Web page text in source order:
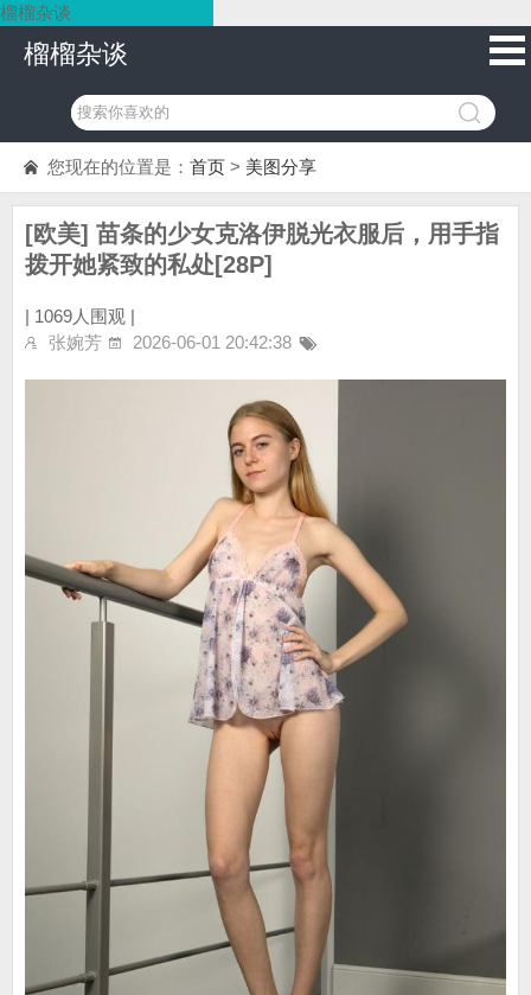
榴榴杂谈
榴榴杂谈
您现在的位置是： 首页 > 美图分享
[欧美] 苗条的少女克洛伊脱光衣服后，用手指
拨开她紧致的私处[28P]
| 1069人围观 |
张婉芳
2026-06-01 20:42:38